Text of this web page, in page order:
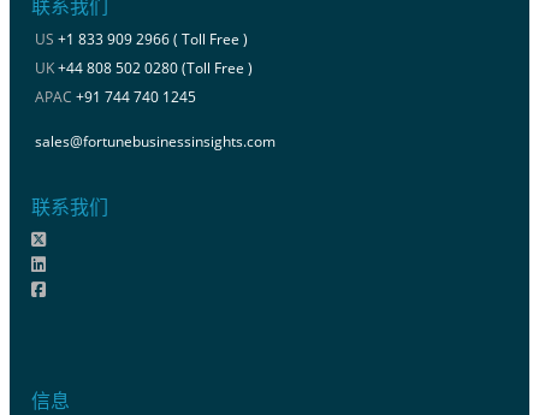
联系我们
US +1 833 909 2966 ( Toll Free )
UK+44 808 502 0280 (Toll Free )
APAC +91 744 740 1245
sales@fortunebusinessinsights.com
联系我们
信息